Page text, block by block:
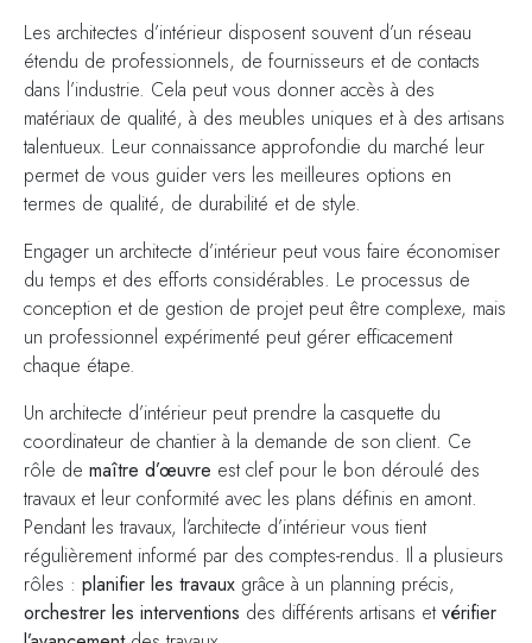
Les architectes d’intérieur disposent souvent d’un réseau
étendu de professionnels, de fournisseurs et de contacts
dans l’industrie. Cela peut vous donner accès à des
matériaux de qualité, à des meubles uniques et à des artisans
talentueux. Leur connaissance approfondie du marché leur
permet de vous guider vers les meilleures options en
termes de qualité, de durabilité et de style.
Engager un architecte d’intérieur peut vous faire économiser
du temps et des efforts considérables. Le processus de
conception et de gestion de projet peut être complexe, mais
un professionnel expérimenté peut gérer efficacement
chaque étape.
Un architecte d’intérieur peut prendre la casquette du
coordinateur de chantier à la demande de son client. Ce
rôle de maître d’œuvre est clef pour le bon déroulé des
travaux et leur conformité avec les plans définis en amont.
Pendant les travaux, l’architecte d’intérieur vous tient
régulièrement informé par des comptes-rendus. Il a plusieurs
rôles : planifier les travaux grâce à un planning précis,
orchestrer les interventions des différents artisans et vérifier